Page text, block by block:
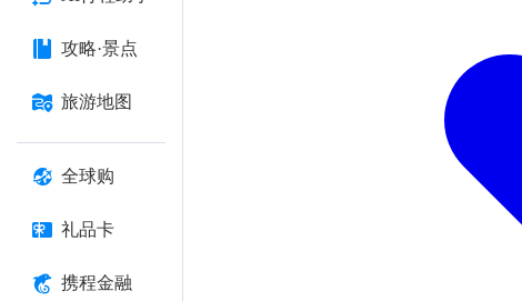
攻略·景点
旅游地图
全球购
礼品卡
携程金融